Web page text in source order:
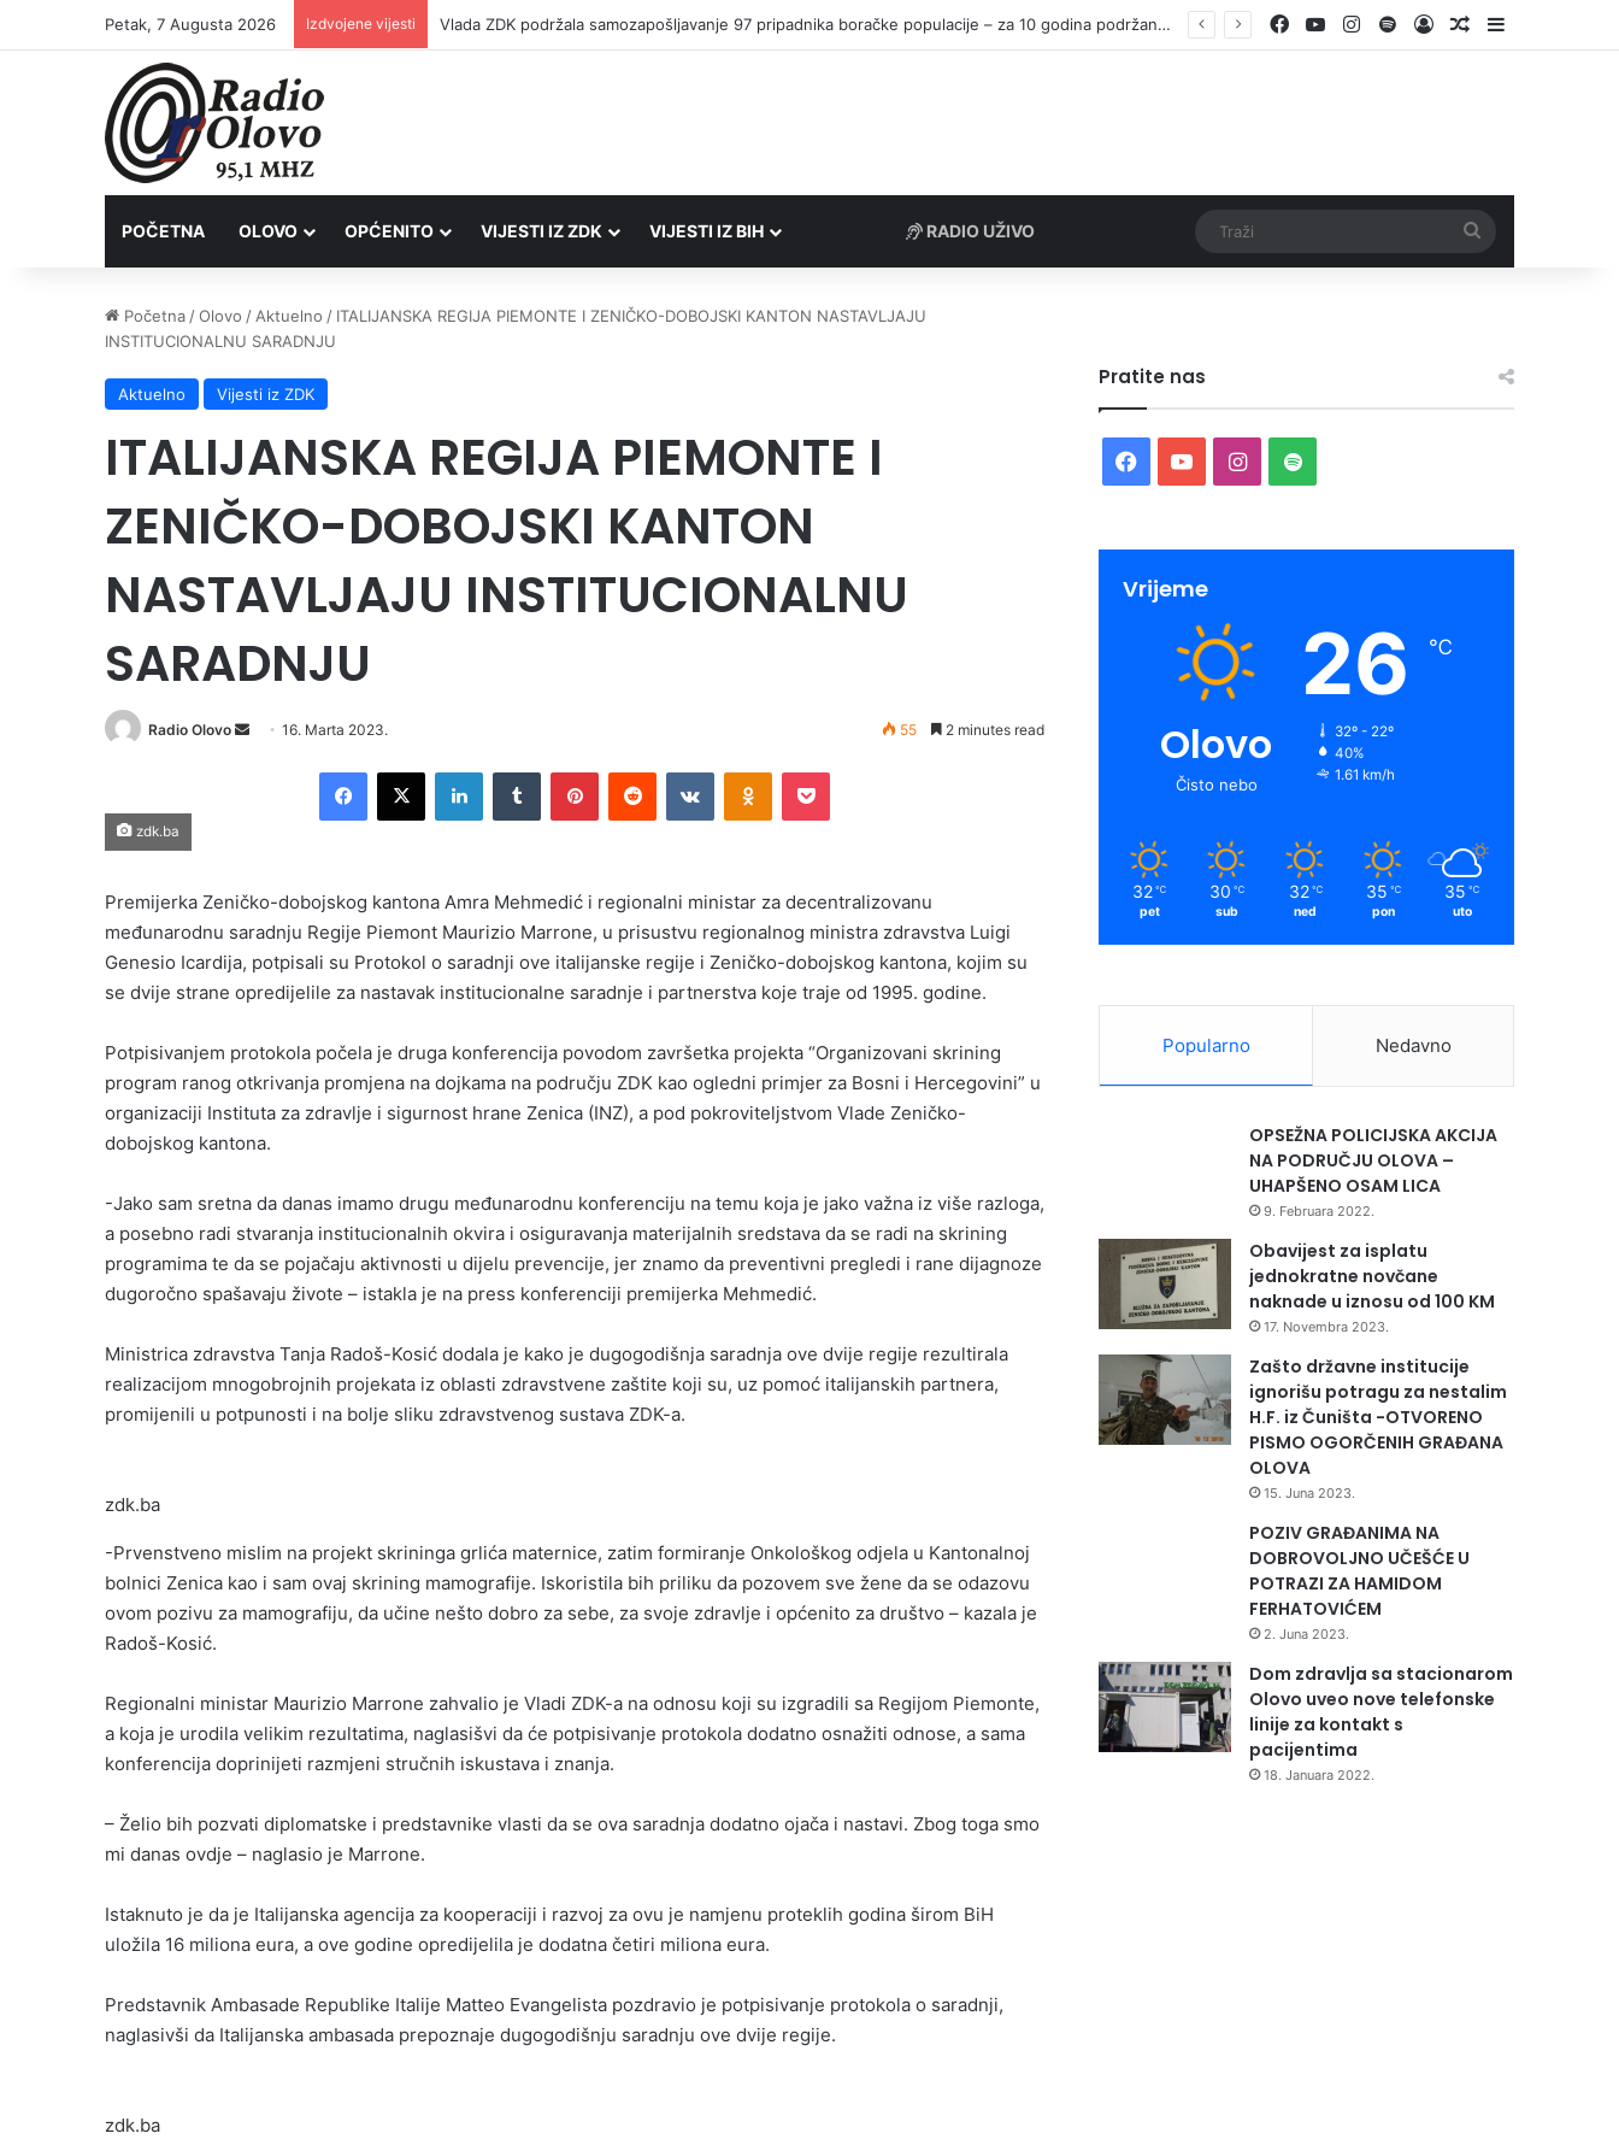
Petak, 7 Augusta 2026 Izdvojene vijesti Otvorene prijave za Bingo Festival Fits: Odaberite outfit s omiljenim influencerom i zablistajte na Crvenom tepihu Sarajevo Film Festivala Facebook
YouTubeInstagram
SpotifyLog InRandom Article
Sidebar
POČETNA OLOVO OPĆENITO VIJESTI IZ ZDK VIJESTI IZ BIH RADIO UŽIVO
Početna /Olovo / Aktuelno / ITALIJANSKA REGIJA PIEMONTE I ZENIČKO-DOBOJSKI KANTON NASTAVLJAJU
INSTITUCIONALNU SARADNJU
Aktuelno Vijesti iz ZDK
ITALIJANSKA REGIJA PIEMONTE I
ZENIČKO-DOBOJSKI KANTON
NASTAVLJAJU INSTITUCIONALNU
SARADNJU
Radio Olovo
Send16. Marta 2023. 55 2 minutes read
Facebook
X LinkedInTumblr PinterestReddit VKontakteOdnoklassniki
Pocket
zdk.ba
Premijerka Zeničko-dobojskog kantona Amra Mehmedić i regionalni ministar za decentralizovanu
međunarodnu saradnju Regije Piemont Maurizio Marrone, u prisustvu regionalnog ministra zdravstva Luigi
Genesio Icardija, potpisali su Protokol o saradnji ove italijanske regije i Zeničko-dobojskog kantona, kojim su
se dvije strane opredijelile za nastavak institucionalne saradnje i partnerstva koje traje od 1995. godine.
Potpisivanjem protokola počela je druga konferencija povodom završetka projekta “Organizovani skrining
program ranog otkrivanja promjena na dojkama na području ZDK kao ogledni primjer za Bosni i Hercegovini” u
organizaciji Instituta za zdravlje i sigurnost hrane Zenica (INZ), a pod pokroviteljstvom Vlade Zeničko-
dobojskog kantona.
-Jako sam sretna da danas imamo drugu međunarodnu konferenciju na temu koja je jako važna iz više razloga,
a posebno radi stvaranja institucionalnih okvira i osiguravanja materijalnih sredstava da se radi na skrining
programima te da se pojačaju aktivnosti u dijelu prevencije, jer znamo da preventivni pregledi i rane dijagnoze
dugoročno spašavaju živote – istakla je na press konferenciji premijerka Mehmedić.
Ministrica zdravstva Tanja Radoš-Kosić dodala je kako je dugogodišnja saradnja ove dvije regije rezultirala
realizacijom mnogobrojnih projekata iz oblasti zdravstvene zaštite koji su, uz pomoć italijanskih partnera,
promijenili u potpunosti i na bolje sliku zdravstvenog sustava ZDK-a.
zdk.ba
-Prvenstveno mislim na projekt skrininga grlića maternice, zatim formiranje Onkološkog odjela u Kantonalnoj
bolnici Zenica kao i sam ovaj skrining mamografije. Iskoristila bih priliku da pozovem sve žene da se odazovu
ovom pozivu za mamografiju, da učine nešto dobro za sebe, za svoje zdravlje i općenito za društvo – kazala je
Radoš-Kosić.
Regionalni ministar Maurizio Marrone zahvalio je Vladi ZDK-a na odnosu koji su izgradili sa Regijom Piemonte,
a koja je urodila velikim rezultatima, naglasišvi da će potpisivanje protokola dodatno osnažiti odnose, a sama
konferencija doprinijeti razmjeni stručnih iskustava i znanja.
– Želio bih pozvati diplomatske i predstavnike vlasti da se ova saradnja dodatno ojača i nastavi. Zbog toga smo
mi danas ovdje – naglasio je Marrone.
Istaknuto je da je Italijanska agencija za kooperaciji i razvoj za ovu je namjenu proteklih godina širom BiH
uložila 16 miliona eura, a ove godine opredijelila je dodatna četiri miliona eura.
Predstavnik Ambasade Republike Italije Matteo Evangelista pozdravio je potpisivanje protokola o saradnji,
naglasivši da Italijanska ambasada prepoznaje dugogodišnju saradnju ove dvije regije.
zdk.ba
Pratite nas
Facebook
YouTubeInstagram
Spotify
Vrijeme
Olovo
Čisto nebo
26 ℃
32º - 22º
40%
1.61 km/h
32 ℃
pet
30 ℃
sub
32 ℃
ned
35 ℃
pon
35 ℃
uto
Popularno Nedavno
OPSEŽNA POLICIJSKA AKCIJA
NA PODRUČJU OLOVA –
UHAPŠENO OSAM LICA
9. Februara 2022.
Obavijest za isplatu
jednokratne novčane
naknade u iznosu od 100 KM
17. Novembra 2023.
Zašto državne institucije
ignorišu potragu za nestalim
H.F. iz Čuništa -OTVORENO
PISMO OGORČENIH GRAĐANA
OLOVA
15. Juna 2023.
POZIV GRAĐANIMA NA
DOBROVOLJNO UČEŠĆE U
POTRAZI ZA HAMIDOM
FERHATOVIĆEM
2. Juna 2023.
Dom zdravlja sa stacionarom
Olovo uveo nove telefonske
linije za kontakt s
pacijentima
18. Januara 2022.